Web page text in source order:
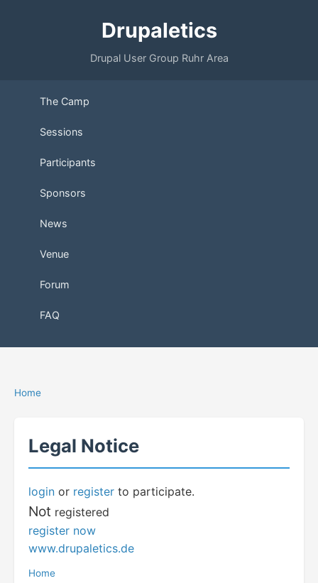
Drupaletics
Drupal User Group Ruhr Area
The Camp
Sessions
Participants
Sponsors
News
Venue
Forum
FAQ
Home
Legal Notice
login or register to participate.
Not registered
register now
www.drupaletics.de
Home